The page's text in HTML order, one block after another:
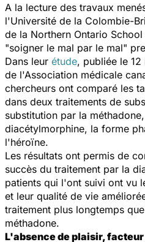
A la lecture des travaux
l'Université de la Colombie-
de la Northern Ontario
"soigner le mal par le mal"
Dans leur étude, publiée le
de l'Association médicale
chercheurs ont comparé les
dans deux traitements de
substitution par la
diacétylmorphine, la forme
l'héroïne.
Les résultats ont permis de
succès du traitement par la
patients qui l'ont suivi ont vu
et leur qualité de vie
traitement plus longtemps
méthadone.
L'absence de plaisir,